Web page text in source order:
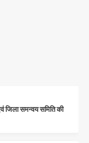
जिला समन्वय समिति की